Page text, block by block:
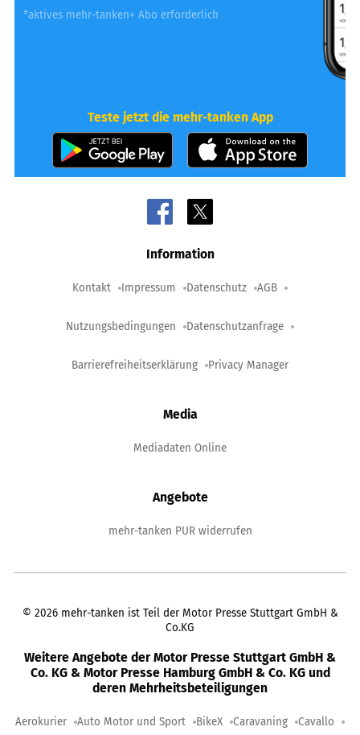
*aktives mehr-tanken+ Abo erforderlich
Teste jetzt die mehr-tanken App
Information
Kontakt Impressum Datenschutz AGB
Nutzungsbedingungen Datenschutzanfrage
Barrierefreiheitserklärung Privacy Manager
Media
Mediadaten Online
Angebote
mehr-tanken PUR widerrufen
© 2026 mehr-tanken ist Teil der Motor Presse Stuttgart GmbH &
Co.KG
Weitere Angebote der Motor Presse Stuttgart GmbH &
Co. KG & Motor Presse Hamburg GmbH & Co. KG und
deren Mehrheitsbeteiligungen
Aerokurier Auto Motor und Sport BikeX Caravaning Cavallo